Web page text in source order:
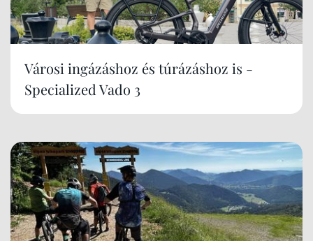
Városi ingázáshoz és túrázáshoz is -
Specialized Vado 3